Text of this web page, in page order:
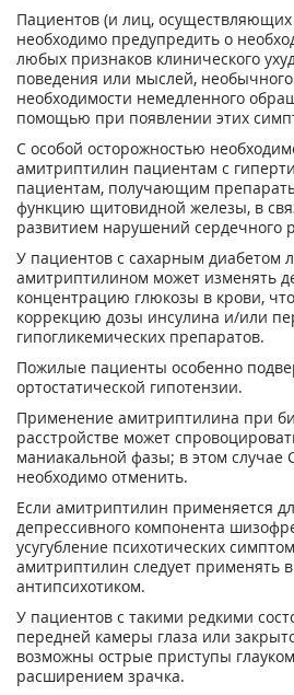
Пациентов (и лиц,
необходимо предупредить о
любых признаков клинического
поведения или мыслей,
необходимости немедленного
помощью при появлении этих
С особой осторожностью
амитриптилин пациентам с
пациентам, получающим
функцию щитовидной железы, в
развитием нарушений сердечного
У пациентов с сахарным диабетом
амитриптилином может изменять
концентрацию глюкозы в крови,
коррекцию дозы инсулина и/или
гипогликемических препаратов.
Пожилые пациенты особенно
ортостатической гипотензии.
Применение амитриптилина при
расстройстве может
маниакальной фазы; в этом случае
необходимо отменить.
Если амитриптилин применяется
депрессивного компонента
усугубление психотических
амитриптилин следует применять
антипсихотиком.
У пациентов с такими редкими
передней камеры глаза или
возможны острые приступы
расширением зрачка.